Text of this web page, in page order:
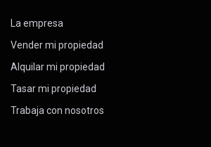
La empresa
Vender mi propiedad
Alquilar mi propiedad
Tasar mi propiedad
Trabaja con nosotros